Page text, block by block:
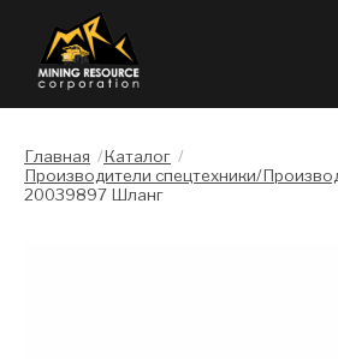
Главная /Каталог /
Производители спецтехники/
20039897 Шланг